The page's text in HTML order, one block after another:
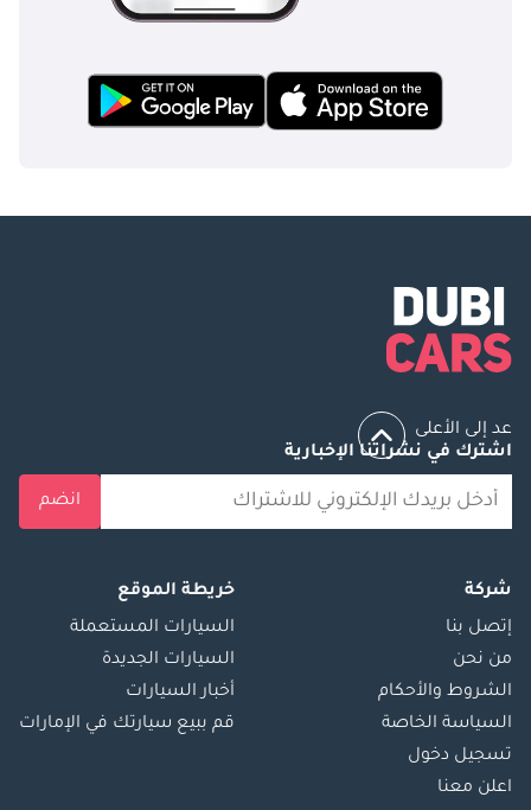
عد إلى الأعلى
اشترك في نشراتنا الإخبارية
انضم
شركة
إتصل بنا
من نحن
الشروط والأحكام
السياسة الخاصة
تسجيل دخول
اعلن معنا
خريطة الموقع
السيارات المستعملة
السيارات الجديدة
أخبار السيارات
قم ببيع سيارتك في الإمارات